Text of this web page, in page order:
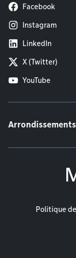
Facebook
Instagram
LinkedIn
X (Twitter)
YouTube
Arrondissements
Mentions
Politique